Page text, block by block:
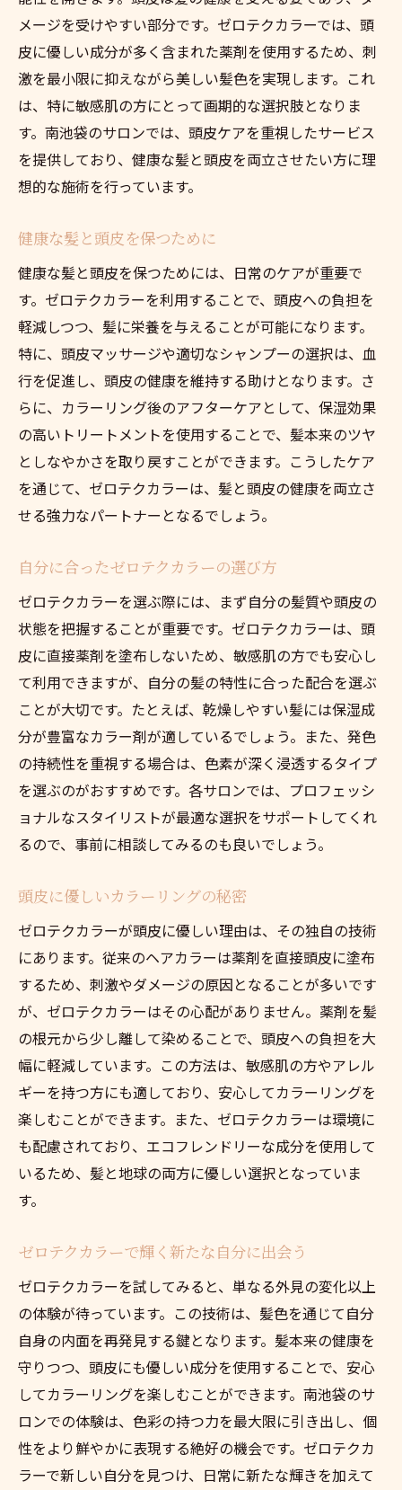
メージを受けやすい部分です。ゼロテクカラーでは、頭
皮に優しい成分が多く含まれた薬剤を使用するため、刺
激を最小限に抑えながら美しい髪色を実現します。これ
は、特に敏感肌の方にとって画期的な選択肢となりま
す。南池袋のサロンでは、頭皮ケアを重視したサービス
を提供しており、健康な髪と頭皮を両立させたい方に理
想的な施術を行っています。
健康な髪と頭皮を保つために
健康な髪と頭皮を保つためには、日常のケアが重要で
す。ゼロテクカラーを利用することで、頭皮への負担を
軽減しつつ、髪に栄養を与えることが可能になります。
特に、頭皮マッサージや適切なシャンプーの選択は、血
行を促進し、頭皮の健康を維持する助けとなります。さ
らに、カラーリング後のアフターケアとして、保湿効果
の高いトリートメントを使用することで、髪本来のツヤ
としなやかさを取り戻すことができます。こうしたケア
を通じて、ゼロテクカラーは、髪と頭皮の健康を両立さ
せる強力なパートナーとなるでしょう。
自分に合ったゼロテクカラーの選び方
ゼロテクカラーを選ぶ際には、まず自分の髪質や頭皮の
状態を把握することが重要です。ゼロテクカラーは、頭
皮に直接薬剤を塗布しないため、敏感肌の方でも安心し
て利用できますが、自分の髪の特性に合った配合を選ぶ
ことが大切です。たとえば、乾燥しやすい髪には保湿成
分が豊富なカラー剤が適しているでしょう。また、発色
の持続性を重視する場合は、色素が深く浸透するタイプ
を選ぶのがおすすめです。各サロンでは、プロフェッシ
ョナルなスタイリストが最適な選択をサポートしてくれ
るので、事前に相談してみるのも良いでしょう。
頭皮に優しいカラーリングの秘密
ゼロテクカラーが頭皮に優しい理由は、その独自の技術
にあります。従来のヘアカラーは薬剤を直接頭皮に塗布
するため、刺激やダメージの原因となることが多いです
が、ゼロテクカラーはその心配がありません。薬剤を髪
の根元から少し離して染めることで、頭皮への負担を大
幅に軽減しています。この方法は、敏感肌の方やアレル
ギーを持つ方にも適しており、安心してカラーリングを
楽しむことができます。また、ゼロテクカラーは環境に
も配慮されており、エコフレンドリーな成分を使用して
いるため、髪と地球の両方に優しい選択となっていま
す。
ゼロテクカラーで輝く新たな自分に出会う
ゼロテクカラーを試してみると、単なる外見の変化以上
の体験が待っています。この技術は、髪色を通じて自分
自身の内面を再発見する鍵となります。髪本来の健康を
守りつつ、頭皮にも優しい成分を使用することで、安心
してカラーリングを楽しむことができます。南池袋のサ
ロンでの体験は、色彩の持つ力を最大限に引き出し、個
性をより鮮やかに表現する絶好の機会です。ゼロテクカ
ラーで新しい自分を見つけ、日常に新たな輝きを加えて